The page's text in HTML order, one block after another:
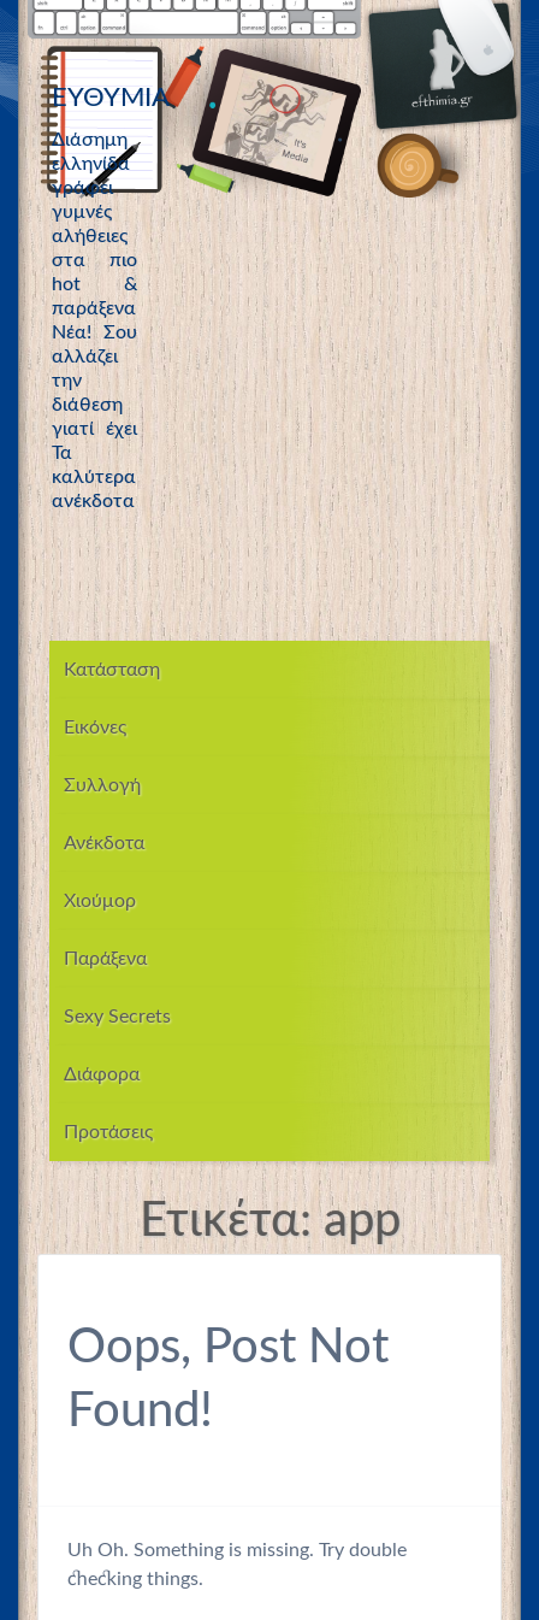
ΕΥΘΥΜΙΑ
Διάσημη
ελληνίδα
γράφει
γυμνές
αλήθειες
στα πιο
hot &
παράξενα
Νέα! Σου
αλλάζει
την
διάθεση
γιατί έχει
Τα
καλύτερα
ανέκδοτα
Κατάσταση
Εικόνες
Συλλογή
Ανέκδοτα
Χιούμορ
Παράξενα
Sexy Secrets
Διάφορα
Προτάσεις
Ετικέτα:app
Oops, Post Not
Found!
Uh Oh. Something is missing. Try double
checking things.